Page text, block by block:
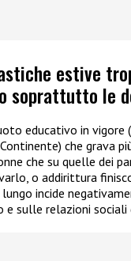
estive
soprattutto le
educativo in vigore
che grava
che su quelle dei
o addirittura
incide
e sulle relazioni sociali